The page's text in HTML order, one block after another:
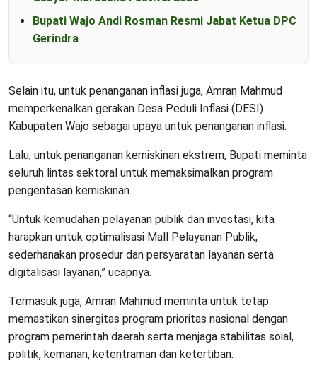
Bupati Wajo Andi Rosman Resmi Jabat Ketua DPC
Gerindra
Selain itu, untuk penanganan inflasi juga, Amran Mahmud
memperkenalkan gerakan Desa Peduli Inflasi (DESI)
Kabupaten Wajo sebagai upaya untuk penanganan inflasi.
Lalu, untuk penanganan kemiskinan ekstrem, Bupati meminta
seluruh lintas sektoral untuk memaksimalkan program
pengentasan kemiskinan.
“Untuk kemudahan pelayanan publik dan investasi, kita
harapkan untuk optimalisasi Mall Pelayanan Publik,
sederhanakan prosedur dan persyaratan layanan serta
digitalisasi layanan,” ucapnya.
Termasuk juga, Amran Mahmud meminta untuk tetap
memastikan sinergitas program prioritas nasional dengan
program pemerintah daerah serta menjaga stabilitas soial,
politik, kemanan, ketentraman dan ketertiban.